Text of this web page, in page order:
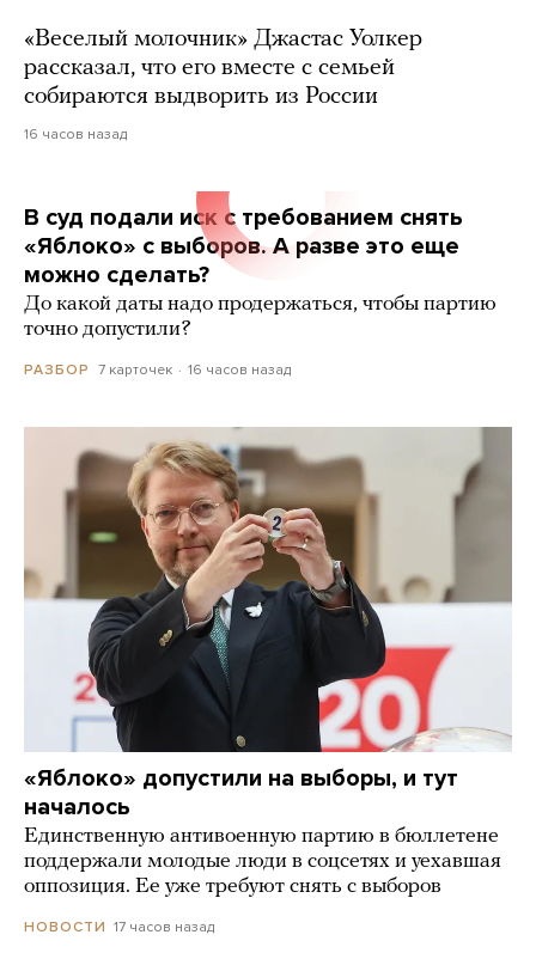
«Веселый молочник» Джастас Уолкер
рассказал, что его вместе с семьей
собираются выдворить из России
16 часов назад
В суд подали иск с требованием снять
«Яблоко» с выборов. А разве это еще
можно сделать?
До какой даты надо продержаться, чтобы партию
точно допустили?
РАЗБОР 7 карточек 16 часов назад
«Яблоко» допустили на выборы, и тут
началось
Единственную антивоенную партию в бюллетене
поддержали молодые люди в соцсетях и уехавшая
оппозиция. Ее уже требуют снять с выборов
НОВОСТИ 17 часов назад